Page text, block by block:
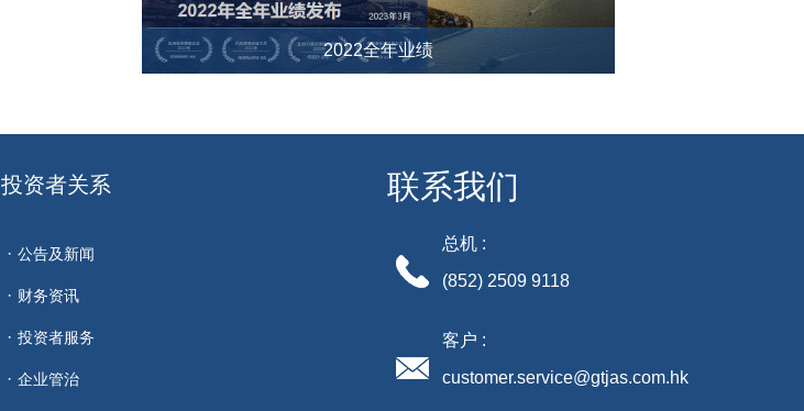
2022全年业绩
投资者关系
公告及新闻
财务资讯
投资者服务
企业管治
联系我们
总机 :
(852) 2509 9118
客户 :
customer.service@gtjas.com.hk